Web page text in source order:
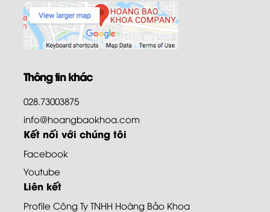
Thông tin khác
028.73003875
info@hoangbaokhoa.com
Kết nối với chúng tôi
Facebook
Youtube
Liên kết
Profile Công Ty TNHH Hoàng Bảo Khoa